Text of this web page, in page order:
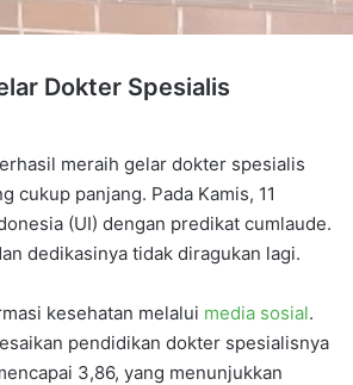
Dokter Spesialis
meraih gelar dokter spesialis
panjang. Pada Kamis, 11
(UI) dengan predikat cumlaude.
dedikasinya tidak diragukan lagi.
kesehatan melalui media sosial.
pendidikan dokter spesialisnya
3,86, yang menunjukkan